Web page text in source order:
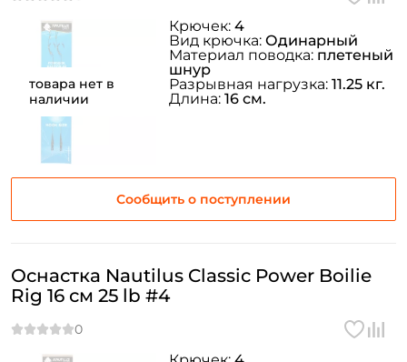
товара нет в
наличии
Сообщить о поступлении
Крючек: 4
Вид крючка: Одинарный
Материал поводка: плетеный
шнур
Разрывная нагрузка: 11.25 кг.
Длина: 16 см.
Оснастка Nautilus Classic Power Boilie
Rig 16 см 25 lb #4